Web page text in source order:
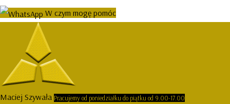
W czym mogę pomóc
Maciej Szywała Pracujemy od poniedziałku do piątku od 9.00-17.00